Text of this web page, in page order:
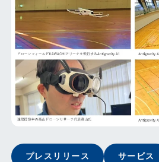
プレスリリース サービス